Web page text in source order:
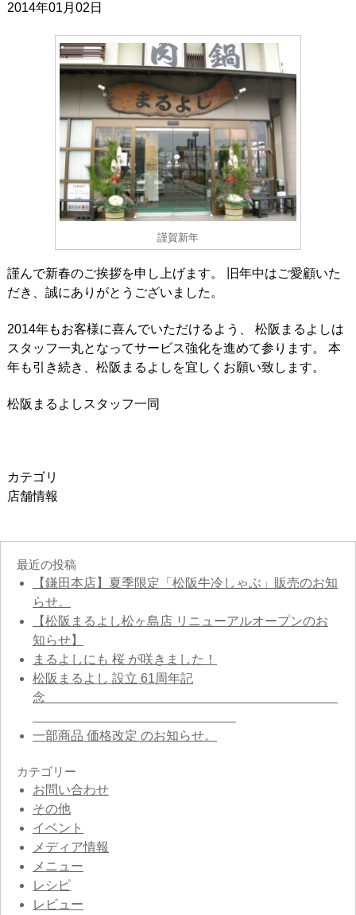
2014年01月02日
謹賀新年
謹んで新春のご挨拶を申し上げます。 旧年中はご愛顧いた
だき、誠にありがとうございました。
2014年もお客様に喜んでいただけるよう、 松阪まるよしは
スタッフ一丸となってサービス強化を進めて参ります。 本
年も引き続き、松阪まるよしを宜しくお願い致します。
松阪まるよしスタッフ一同
カテゴリ
店舗情報
最近の投稿
【鎌田本店】夏季限定「松阪牛冷しゃぶ」販売のお知
らせ。
【松阪まるよし松ヶ島店 リニューアルオープンのお
知らせ】
まるよしにも 桜 が咲きました！
松阪まるよし 設立 61周年記
念
一部商品 価格改定 のお知らせ。
カテゴリー
お問い合わせ
その他
イベント
メディア情報
メニュー
レシピ
レビュー